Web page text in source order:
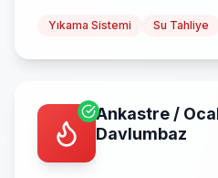
Yıkama Sistemi Su Tahliye
Ankastre /
Davlumbaz